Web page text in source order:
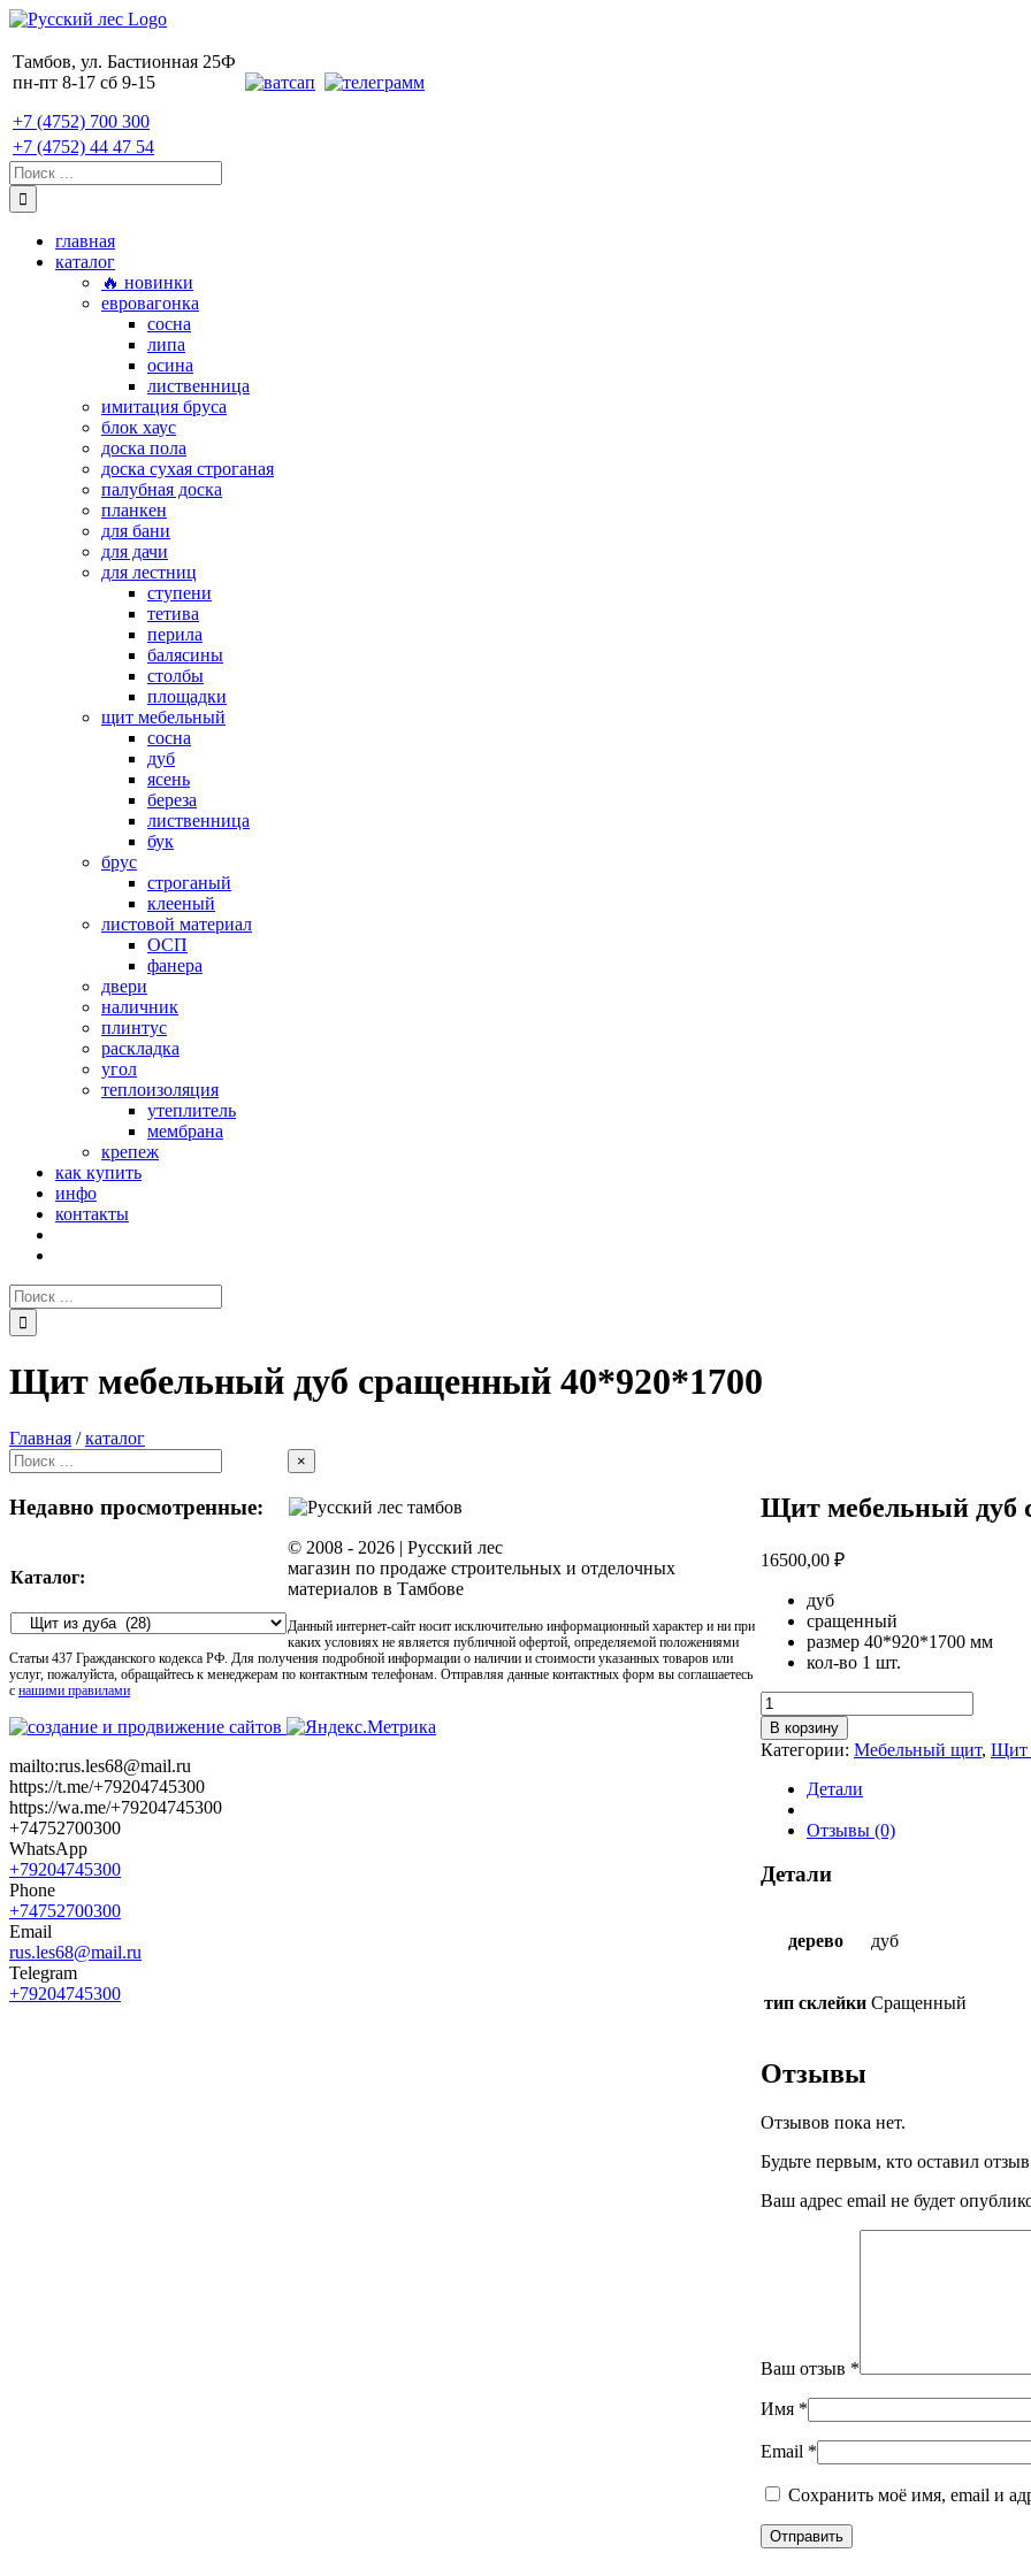
Skip
content
Тамбов, ул. Бастионная 25Ф
пн-пт 8-17 сб 9-15
+7 (4752) 700 300
+7 (4752) 44 47 54
Поиск:
главная
каталог
🔥 новинки
евровагонка
сосна
липа
осина
лиственница
имитация бруса
блок хаус
доска пола
доска сухая строганая
палубная доска
планкен
для бани
для дачи
для лестниц
ступени
тетива
перила
балясины
столбы
площадки
щит мебельный
сосна
дуб
ясень
береза
лиственница
бук
брус
строганый
клееный
листовой материал
ОСП
фанера
двери
наличник
плинтус
раскладка
угол
теплоизоляция
утеплитель
мембрана
крепеж
как купить
инфо
контакты
Поиск:
Щит мебельный дуб сращенный 40*920*1700
Главная /каталог
Щит мебельный дуб
16500,00 ₽
дуб
сращенный
размер 40*920*1700 мм
кол-во 1 шт.
Количество
товара
Щит
мебельный
сращенный
40*920*1700
В корзину
Категории: Мебельный щит, Щит
Детали
Отзывы (0)
Детали
дерево дуб
тип склейки Сращенный
Отзывы
Отзывов пока нет.
Будьте первым, кто оставил
Ваш адрес email не будет
Ваш отзыв *
Имя *
Email *
Сохранить моё имя, email и
Недавно просмотренные:
Каталог:
Close
product
quick
view
×
© 2008 - 2026 | Русский лес
магазин по продаже строительных и отделочных
материалов в Тамбове
Данный интернет-сайт носит исключительно информационный характер и ни при
каких условиях не является публичной офертой, определяемой положениями
Статьи 437 Гражданского кодекса РФ. Для получения подробной информации о наличии и стоимости указанных товаров или
услуг, пожалуйста, обращайтесь к менеджерам по контактным телефонам. Отправляя данные контактных форм вы соглашаетесь
с нашими правилами
mailto:rus.les68@mail.ru
https://t.me/+79204745300
https://wa.me/+79204745300
+74752700300
WhatsApp
+79204745300
Phone
+74752700300
Email
rus.les68@mail.ru
Telegram
+79204745300